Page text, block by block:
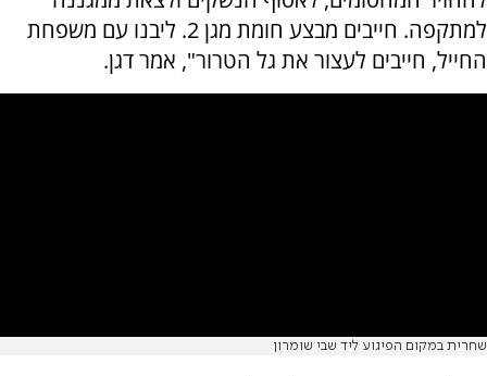
למתקפה. חייבים מבצע חומת מגן 2. ליבנו עם משפחת
החייל, חייבים לעצור את גל הטרור", אמר דגן.
שחרית במקום הפיגוע ליד שבי שומרון